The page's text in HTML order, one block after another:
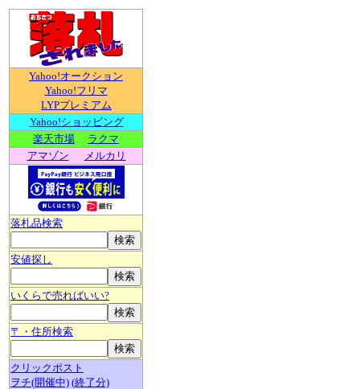
Yahoo!オークション
Yahoo!フリマ
LYPプレミアム
Yahoo!ショッピング
楽天市場
ラクマ
アマゾン
メルカリ
落札品検索
安値探し
いくらで売ればいい?
〒・住所検索
クリックポスト
ヲチ(開催中) (終了分)